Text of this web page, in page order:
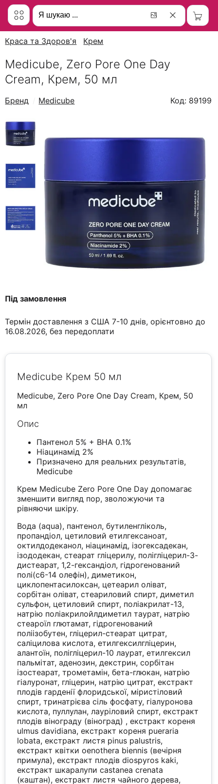
Краса та Здоров'я Крем
Medicube, Zero Pore One Day
Cream, Крем, 50 мл
Бренд Medicube Код: 89199
Під замовлення
Термін доставлення з США 7-10 днів, орієнтовно до
16.08.2026, без передоплати
Medicube Крем 50 мл
Medicube, Zero Pore One Day Cream, Крем, 50
мл
Опис
Пантенол 5% + BHA 0.1%
Ніацинамід 2%
Призначено для реальних результатів,
Medicube
Крем Medicube Zero Pore One Day допомагає
зменшити вигляд пор, зволожуючи та
рівняючи шкіру.
Вода (aqua), пантенол, бутиленгліколь,
пропандіол, цетиловий етилгексаноат,
октилдодеканол, ніацинамід, ізогексадекан,
ізододекан, стеарат гліцерилу, полігліцерил-3-
дистеарат, 1,2-гександіол, гідрогенований
полі(с6-14 олефін), диметикон,
циклопентасилоксан, цетеарил оліват,
сорбітан оліват, стеариловий спирт, диметил
сульфон, цетиловий спирт, поліакрилат-13,
натрію поліакрилойлдиметил таурат, натрію
стеароїл глютамат, гідрогенований
поліізобутен, гліцерил-стеарат цитрат,
саліцилова кислота, етилгексилгліцерин,
алантоїн, полігліцерил-10 лаурат, етилгексил
пальмітат, аденозин, декстрин, сорбітан
ізостеарат, трометамін, бета-глюкан, натрію
гіалуронат, гліцерин, натрію цитрат, екстракт
плодів гарденії флоридської, міристіловий
спирт, тринатрієва сіль фосфату, гіалуронова
кислота, пуллулан, лауріловий спирт, екстракт
плодів вінограду (віноград) , екстракт кореня
ulmus davidiana, екстракт кореня pueraria
lobata, екстракт листя pinus palustris,
екстракт квітки oenothera biennis (вечірня
примула), екстракт плодів diospyros kaki,
екстракт шкаралупи castanea crenata
(каштан), екстракт листя чайного дерева,